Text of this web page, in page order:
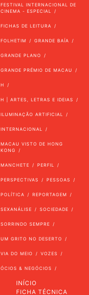
FESTIVAL INTERNACIONAL DE
CINEMA - ESPECIAL
FICHAS DE LEITURA
FOLHETIM GRANDE BAÍA
GRANDE PLANO
GRANDE PRÉMIO DE MACAU
H
H | ARTES, LETRAS E IDEIAS
ILUMINAÇÃO ARTIFICIAL
INTERNACIONAL
MACAU VISTO DE HONG
KONG
MANCHETE PERFIL
PERSPECTIVAS PESSOAS
POLÍTICA REPORTAGEM
SEXANÁLISE SOCIEDADE
SORRINDO SEMPRE
UM GRITO NO DESERTO
VIA DO MEIO VOZES
ÓCIOS & NEGÓCIOS
INÍCIO
FICHA TÉCNICA